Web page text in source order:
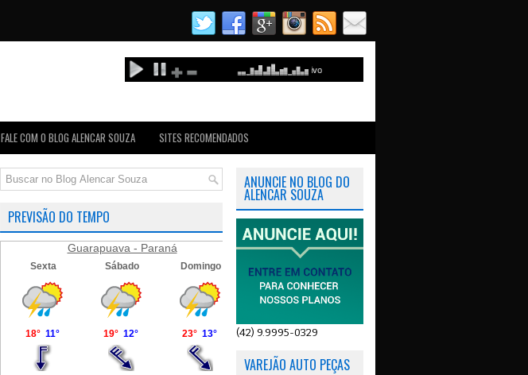
FALE COM O BLOG ALENCAR SOUZA SITES RECOMENDADOS
PREVISÃO DO TEMPO
Guarapuava - Paraná
ANUNCIE NO BLOG DO
ALENCAR SOUZA
(42) 9.9995-0329
VAREJÃO AUTO PEÇAS